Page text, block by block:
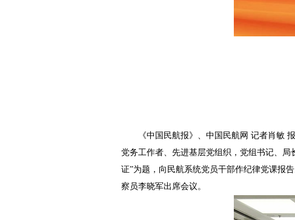
《中国民航报》、中国民航网 记者肖敏
党务工作者、先进基层党组织，党组书记、
证”为题，向民航系统党员干部作纪律党课报
察员李晓军出席会议。